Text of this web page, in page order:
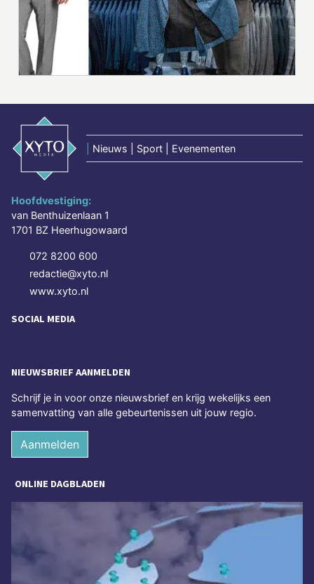
Nieuws | Sport | Evenementen
Hoofdvestiging:
van Benthuizenlaan 1
1701 BZ Heerhugowaard
072 8200 600
redactie@xyto.nl
www.xyto.nl
SOCIAL MEDIA
NIEUWSBRIEF AANMELDEN
Schrijf je in voor onze nieuwsbrief en krijg wekelijks een
samenvatting van alle gebeurtenissen uit jouw regio.
Aanmelden
ONLINE DAGBLADEN